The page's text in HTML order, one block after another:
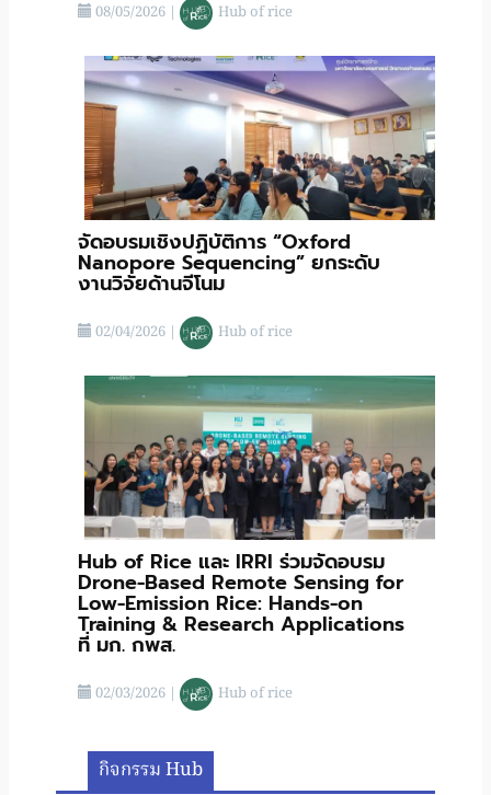
08/05/2026 | Hub of rice
จัดอบรมเชิงปฏิบัติการ “Oxford
Nanopore Sequencing” ยกระดับ
งานวิจัยด้านจีโนม
02/04/2026 | Hub of rice
Hub of Rice และ IRRI ร่วมจัดอบรม
Drone-Based Remote Sensing for
Low-Emission Rice: Hands-on
Training & Research Applications
ที่ มก. กพส.
02/03/2026 | Hub of rice
กิจกรรม Hub